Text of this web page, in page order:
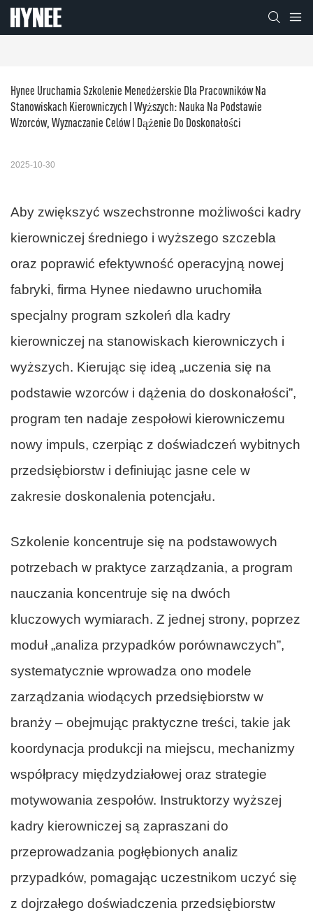
Hynee Uruchamia Szkolenie Menedżerskie Dla Pracowników Na
Stanowiskach Kierowniczych I Wyższych: Nauka Na Podstawie
Wzorców, Wyznaczanie Celów I Dążenie Do Doskonałości
2025-10-30
Aby zwiększyć wszechstronne możliwości kadry
kierowniczej średniego i wyższego szczebla
oraz poprawić efektywność operacyjną nowej
fabryki, firma Hynee niedawno uruchomiła
specjalny program szkoleń dla kadry
kierowniczej na stanowiskach kierowniczych i
wyższych. Kierując się ideą „uczenia się na
podstawie wzorców i dążenia do doskonałości”,
program ten nadaje zespołowi kierowniczemu
nowy impuls, czerpiąc z doświadczeń wybitnych
przedsiębiorstw i definiując jasne cele w
zakresie doskonalenia potencjału.
Szkolenie koncentruje się na podstawowych
potrzebach w praktyce zarządzania, a program
nauczania koncentruje się na dwóch
kluczowych wymiarach. Z jednej strony, poprzez
moduł „analiza przypadków porównawczych”,
systematycznie wprowadza ono modele
zarządzania wiodących przedsiębiorstw w
branży – obejmując praktyczne treści, takie jak
koordynacja produkcji na miejscu, mechanizmy
współpracy międzydziałowej oraz strategie
motywowania zespołów. Instruktorzy wyższej
kadry kierowniczej są zapraszani do
przeprowadzania pogłębionych analiz
przypadków, pomagając uczestnikom uczyć się
z dojrzałego doświadczenia przedsiębiorstw